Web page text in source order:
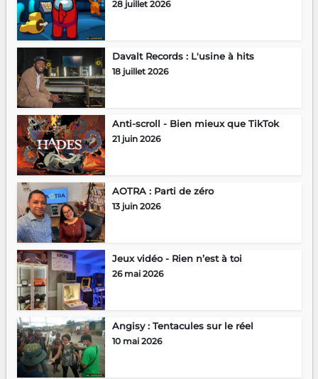
28 juillet 2026
Davalt Records : L'usine à hits
18 juillet 2026
Anti-scroll - Bien mieux que TikTok
21 juin 2026
AOTRA : Parti de zéro
13 juin 2026
Jeux vidéo - Rien n’est à toi
26 mai 2026
Angisy : Tentacules sur le réel
10 mai 2026